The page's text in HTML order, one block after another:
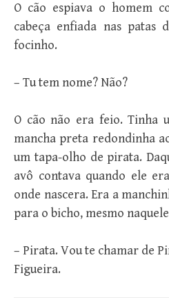
O cão espiava o homem
cabeça enfiada nas patas
focinho.
– Tu tem nome? Não?
O cão não era feio. Tinha
mancha preta redondinha
um tapa-olho de pirata.
avô contava quando ele
onde nascera. Era a
para o bicho, mesmo
– Pirata. Vou te chamar de
Figueira.